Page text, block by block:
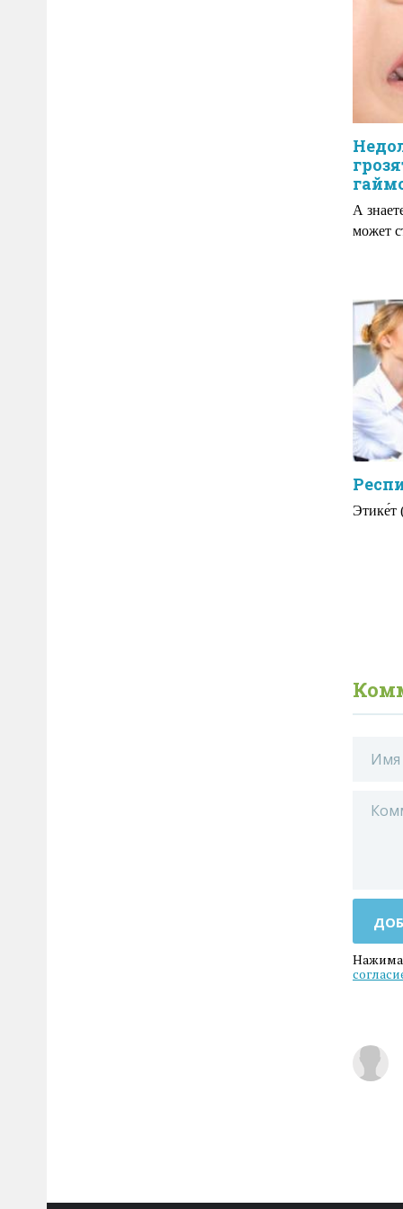
А
может
Этике́т